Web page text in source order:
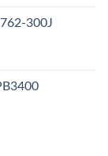
300J